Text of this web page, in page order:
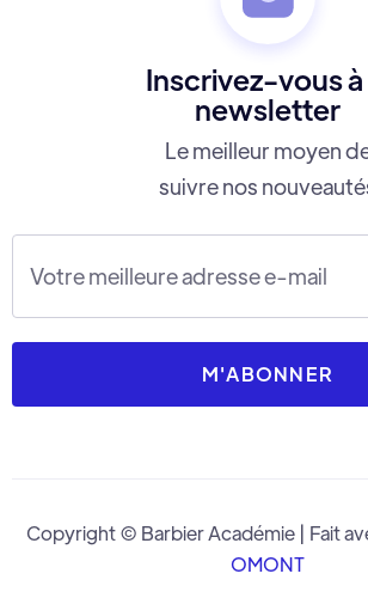
Inscrivez-vous à
newsletter
Le meilleur moyen
suivre nos
Copyright © Barbier Académie | Fait
OMONT